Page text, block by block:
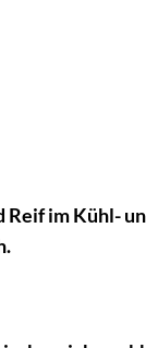
Reif im Kühl-